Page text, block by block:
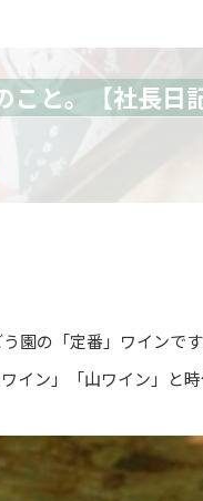
と。【社長日記
園の「定番」ワインです
イン」「山ワイン」と